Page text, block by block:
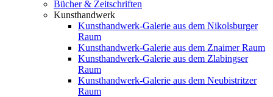
Bücher & Zeitschriften
Kunsthandwerk
Kunsthandwerk-Galerie aus dem Nikolsburger
Raum
Kunsthandwerk-Galerie aus dem Znaimer Raum
Kunsthandwerk-Galerie aus dem Zlabingser
Raum
Kunsthandwerk-Galerie aus dem Neubistritzer
Raum